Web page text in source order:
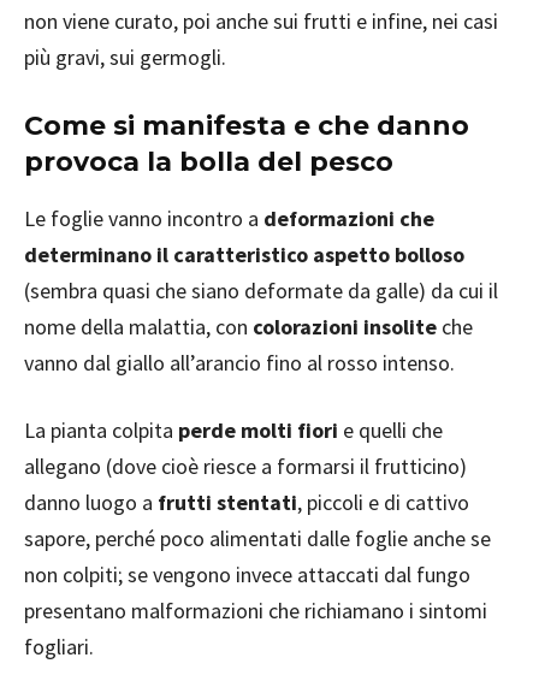
non viene curato, poi anche sui frutti e infine, nei casi
più gravi, sui germogli.
Come si manifesta e che danno
provoca la bolla del pesco
Le foglie vanno incontro a deformazioni che
determinano il caratteristico aspetto bolloso
(sembra quasi che siano deformate da galle) da cui il
nome della malattia, con colorazioni insolite che
vanno dal giallo all’arancio fino al rosso intenso.
La pianta colpita perde molti fiori e quelli che
allegano (dove cioè riesce a formarsi il frutticino)
danno luogo a frutti stentati, piccoli e di cattivo
sapore, perché poco alimentati dalle foglie anche se
non colpiti; se vengono invece attaccati dal fungo
presentano malformazioni che richiamano i sintomi
fogliari.